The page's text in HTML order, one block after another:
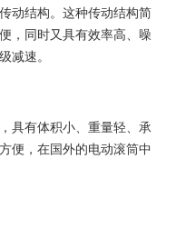
动结构。这种传动结构简
，同时又具有效率高、噪
减速。
具有体积小、重量轻、承
便，在国外的电动滚筒中